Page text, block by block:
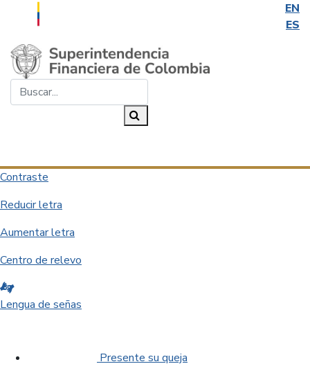
EN
ES
Saltar al contenido principal
Contraste
Reducir letra
Aumentar letra
Centro de relevo
Lengua de señas
Presente su queja